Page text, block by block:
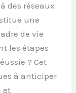
des réseaux
une
de vie
les étapes
? Cet
à anticiper
et